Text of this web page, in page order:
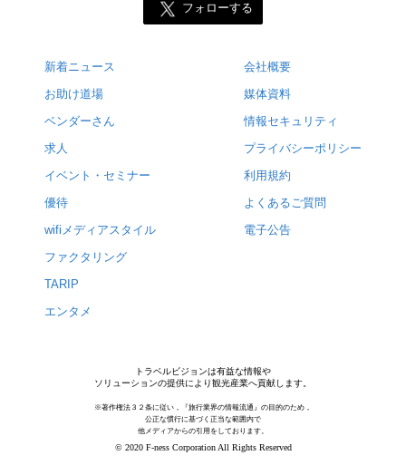
フォローする
新着ニュース
お助け道場
ベンダーさん
求人
イベント・セミナー
優待
wifiメディアスタイル
ファクタリング
TARIP
エンタメ
会社概要
媒体資料
情報セキュリティ
プライバシーポリシー
利用規約
よくあるご質問
電子公告
トラベルビジョンは有益な情報や
ソリューションの提供により観光産業へ貢献します。
※著作権法３２条に従い，『旅行業界の情報流通』の目的のため，
公正な慣行に基づく正当な範囲内で
他メディアからの引用をしております。
© 2020 F-ness Corporation All Rights Reserved